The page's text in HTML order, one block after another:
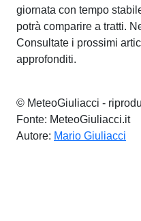
giornata con tempo
potrà comparire a tratti.
Consultate i prossimi
approfonditi.
© MeteoGiuliacci -
Fonte: MeteoGiuliacci.it
Autore: Mario Giuliacci